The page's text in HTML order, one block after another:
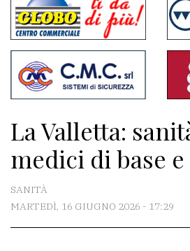
commenti
Contenuti
del
sito
Associazioni
Meteo
La Valletta:
medici di base
SANITÀ
MARTEDÌ, 16 GIUGNO 2026 - 17:29